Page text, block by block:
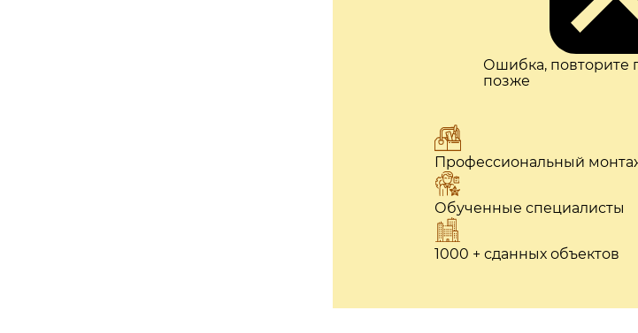
Ошибка, повторите
позже
Профессиональный
Обученные специалисты
1000 + сданных объектов